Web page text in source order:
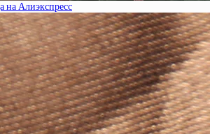
на Алиэкспресс